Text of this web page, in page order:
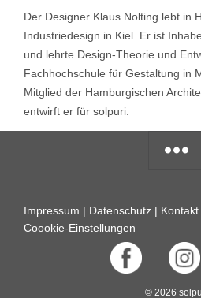
Der Designer Klaus Nolting lebt in
Industriedesign in Kiel. Er ist
und lehrte Design-Theorie und
Fachhochschule für Gestaltung in
Mitglied der Hamburgischen
entwirft er für solpuri.
Impressum | Datenschutz | Kontakt
Coookie-Einstellungen
© 2026